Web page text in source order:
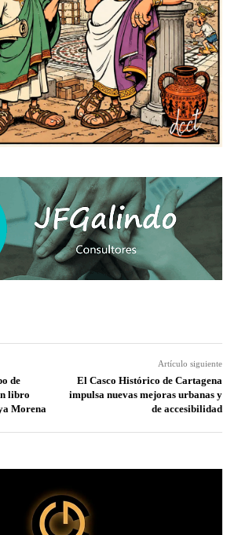
de
libro
Morena
Artículo siguiente
El Casco Histórico de Cartagena
impulsa nuevas mejoras urbanas y
de accesibilidad